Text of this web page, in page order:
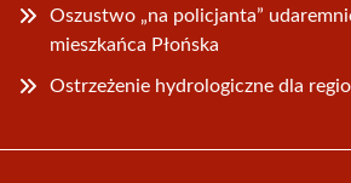
Oszustwo „na policjanta”
mieszkańca Płońska
Ostrzeżenie hydrologiczne dla